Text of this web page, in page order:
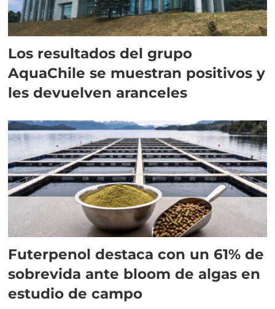
Los resultados del grupo
AquaChile se muestran positivos y
les devuelven aranceles
Futerpenol destaca con un 61% de
sobrevida ante bloom de algas en
estudio de campo